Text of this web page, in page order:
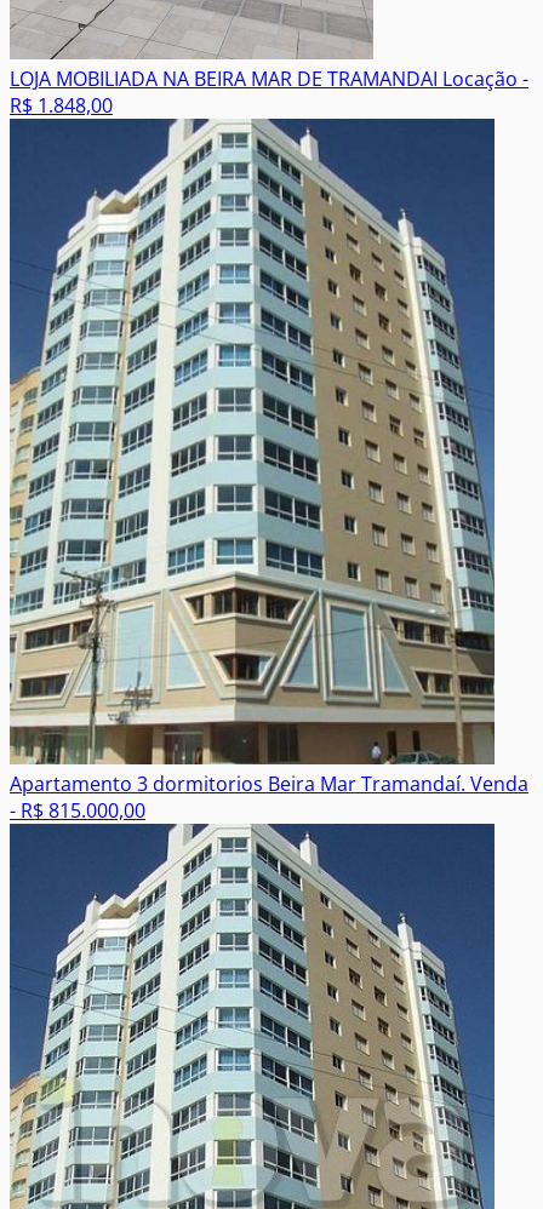
LOJA MOBILIADA NA BEIRA MAR DE TRAMANDAI Locação -
R$ 1.848,00
Apartamento 3 dormitorios Beira Mar Tramandaí. Venda
- R$ 815.000,00